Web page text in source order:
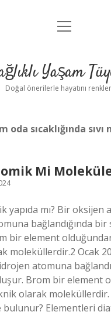
Anasayfa
Yasal Uyarı
menüyü
Yaşam
Doğal önerilerle hayatını
oda sıcaklığında sıvı
Mi
yapıda mı? Bir oksijen
bağlandığında
bir element
moleküllerdir.2 Ocak
atomuna
Brom bir element
olarak
bulunur? Elementleri